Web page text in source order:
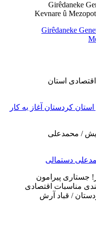
Girêdaneke
کردستان آغاز به کار
دستمالی